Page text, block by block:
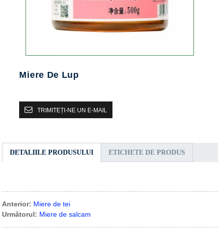
Miere De Lup
TRIMITEȚI-NE UN E-MAIL
DETALIILE PRODUSULUI ETICHETE DE PRODUS
Anterior: Miere de tei
Următorul: Miere de salcam